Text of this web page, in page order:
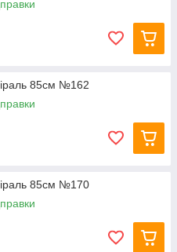
85см №162
85см №170